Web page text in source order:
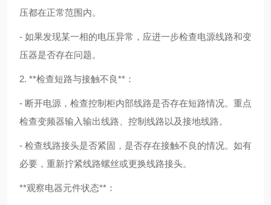
压都在正常范围内。
- 如果发现某一相的电压异常，应进一步检查电源线路和变
压器是否存在问题。
2. **检查短路与接触不良**：
- 断开电源，检查控制柜内部线路是否存在短路情况。重点
检查变频器输入输出线路、控制线路以及接地线路。
- 检查线路接头是否紧固，是否存在接触不良的情况。如有
必要，重新拧紧线路螺丝或更换线路接头。
**观察电器元件状态**：